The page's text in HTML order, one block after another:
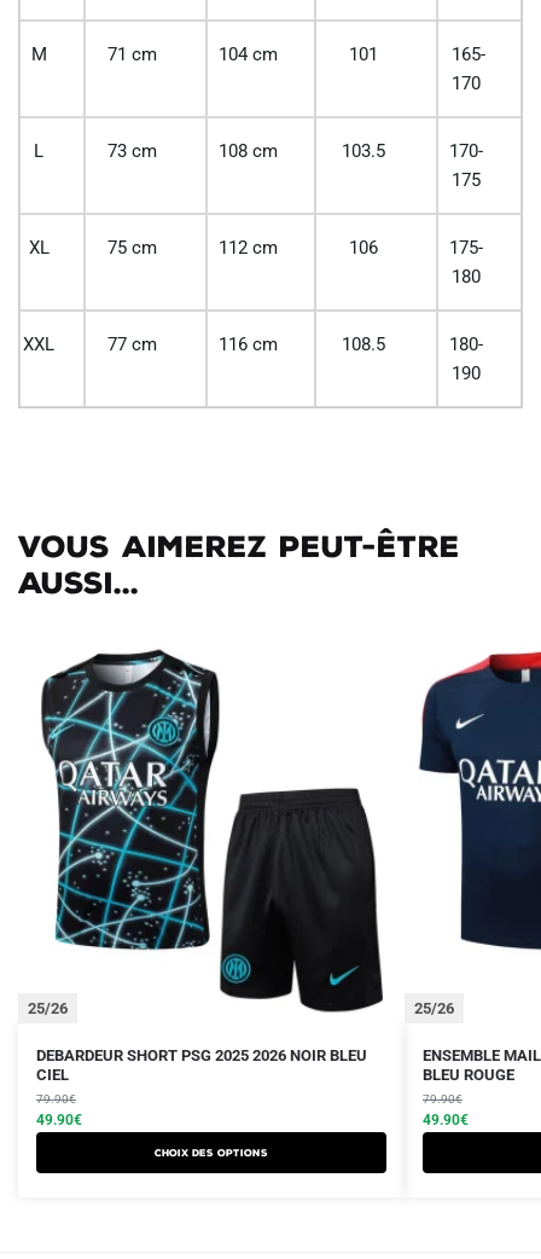
M 71 cm 104 cm 101
165-
170
L 73 cm 108 cm 103.5
170-
175
XL 75 cm 112 cm 106
175-
180
XXL 77 cm 116 cm 108.5
180-
190
Vous aimerez peut-être
aussi...
25/26
DEBARDEUR SHORT PSG 2025 2026 NOIR BLEU
CIEL
79.90€
Le
prix
initial
était :
49.90€
Le
prix
actuel
est :
Choix des options
Ce
produit
a
plusieurs
variations.
25/26
ENSEMBLE
BLEU ROUGE
79.90€
Le
prix
initial
était :
49.90€
Le
prix
actuel
est :
Ce
produit
a
plusieurs
variations.